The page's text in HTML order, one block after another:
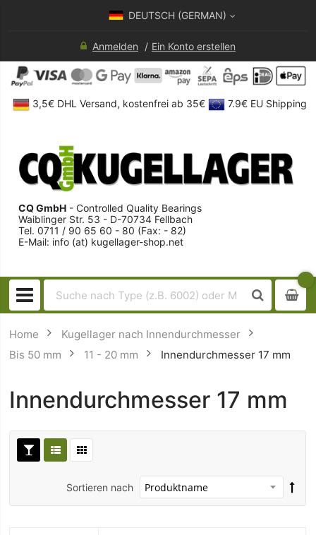
DEUTSCH (GERMAN)
Anmelden Ein Konto erstellen
3,5€ DHL Versand, kostenfrei ab 35€ 7.9€ EU Shipping
CQ GmbH - Controlled Quality Bearings
Waiblinger Str. 53 - D-70734 Fellbach
Tel. 0711 / 90 65 60 - 80 (Fax: - 82)
E-Mail: info (at) kugellager-shop.net
Home
Kugellager nach Innendurchmesser
Bis 50 mm
11 - 20 mm Innendurchmesser 17 mm
Innendurchmesser 17 mm
Sortieren nach